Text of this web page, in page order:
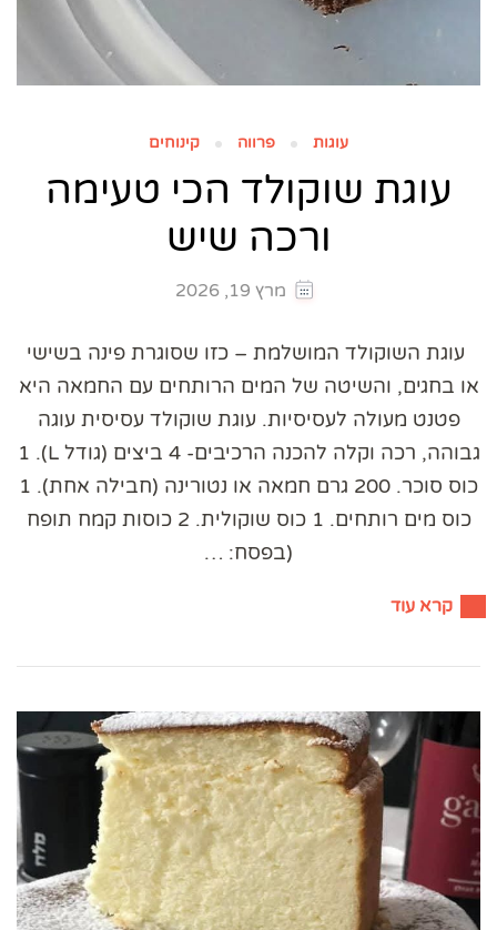
עוגות פרווה קינוחים
עוגת שוקולד הכי טעימה
ורכה שיש
מרץ 19, 2026
עוגת השוקולד המושלמת – כזו שסוגרת פינה בשישי
או בחגים, והשיטה של המים הרותחים עם החמאה היא
פטנט מעולה לעסיסיות. עוגת שוקולד עסיסית עוגה
גבוהה, רכה וקלה להכנה הרכיבים- 4 ביצים (גודל L). 1
כוס סוכר. 200 גרם חמאה או נטורינה (חבילה אחת). 1
כוס מים רותחים. 1 כוס שוקולית. 2 כוסות קמח תופח
(בפסח: …
קרא עוד